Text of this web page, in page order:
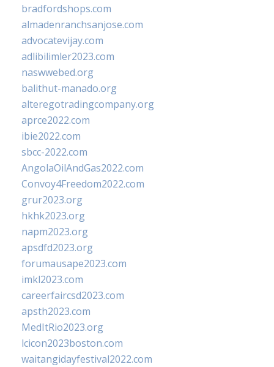
bradfordshops.com
almadenranchsanjose.com
advocatevijay.com
adlibilimler2023.com
naswwebed.org
balithut-manado.org
alteregotradingcompany.org
aprce2022.com
ibie2022.com
sbcc-2022.com
AngolaOilAndGas2022.com
Convoy4Freedom2022.com
grur2023.org
hkhk2023.org
napm2023.org
apsdfd2023.org
forumausape2023.com
imkl2023.com
careerfaircsd2023.com
apsth2023.com
MedItRio2023.org
lcicon2023boston.com
waitangidayfestival2022.com